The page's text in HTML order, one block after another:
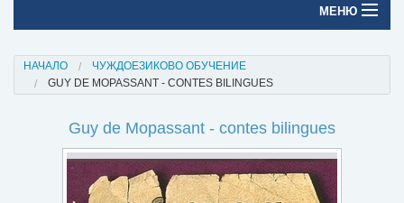
МЕНЮ
Печатни книги
Електронни книги
Е-списания
НАЧАЛО
ЧУЖДОЕЗИКОВО ОБУЧЕНИЕ
GUY DE MOPASSANT - CONTES BILINGUES
Guy de Mopassant - contes bilingues